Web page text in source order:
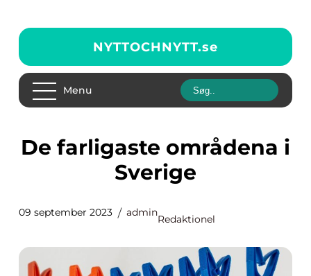
NYTTOCHNYTT.se
Menu
De farligaste områdena i
Sverige
09 september 2023 admin
Redaktionel